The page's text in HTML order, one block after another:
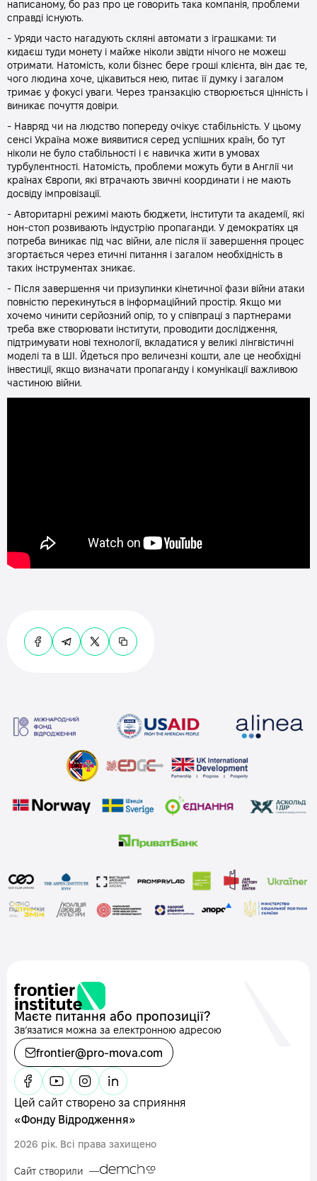
написаному, бо раз про це говорить така компанія, проблеми
справді існують.
- Уряди часто нагадують скляні автомати з іграшками: ти
кидаєш туди монету і майже ніколи звідти нічого не можеш
отримати. Натомість, коли бізнес бере гроші клієнта, він дає те,
чого людина хоче, цікавиться нею, питає її думку і загалом
тримає у фокусі уваги. Через транзакцію створюється цінність і
виникає почуття довіри.
- Навряд чи на людство попереду очікує стабільність. У цьому
сенсі Україна може виявитися серед успішних країн, бо тут
ніколи не було стабільності і є навичка жити в умовах
турбулентності. Натомість, проблеми можуть бути в Англії чи
країнах Європи, які втрачають звичні координати і не мають
досвіду імпровізації.
- Авторитарні режимі мають бюджети, інститути та академії, які
нон-стоп розвивають індустрію пропаганди. У демократіях ця
потреба виникає під час війни, але після її завершення процес
згортається через етичні питання і загалом необхідність в
таких інструментах зникає.
- Після завершення чи призупинки кінетичної фази війни атаки
повністю перекинуться в інформаційний простір. Якщо ми
хочемо чинити серйозний опір, то у співпраці з партнерами
треба вже створювати інститути, проводити дослідження,
підтримувати нові технології, вкладатися у великі лінгвістичні
моделі та в ШІ. Йдеться про величезні кошти, але це необхідні
інвестиції, якщо визначати пропаганду і комунікації важливою
частиною війни.
Маєте питання або пропозиції?
Звʼязатися можна за електронною адресою
frontier@pro-mova.com
Цей сайт створено за сприяння
«Фонду Відродження»
2026 рік. Всі права захищено
Сайт створили —